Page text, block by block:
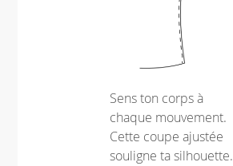
Sens ton corps à
chaque mouvement.
Cette coupe ajustée
souligne ta silhouette.